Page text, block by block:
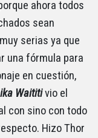
ahora todos
sean
serias ya que
una fórmula para
en cuestión,
Waititivio el
con sino con todo
Hizo Thor